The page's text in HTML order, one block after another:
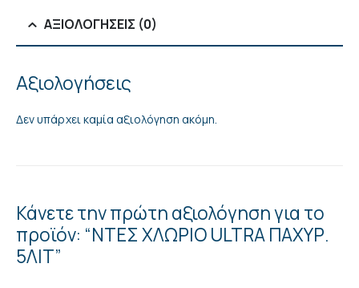
ΑΞΙΟΛΟΓΉΣΕΙΣ (0)
Αξιολογήσεις
Δεν υπάρχει καμία αξιολόγηση ακόμη.
Κάνετε την πρώτη αξιολόγηση για το
προϊόν: “ΝΤΕΣ ΧΛΩΡΙΟ ULTRA ΠΑΧΥΡ.
5ΛΙΤ”